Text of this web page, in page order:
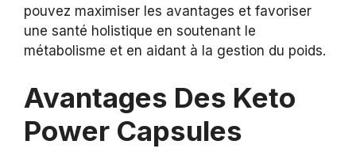
pouvez maximiser les avantages et favoriser
une santé holistique en soutenant le
métabolisme et en aidant à la gestion du poids.
Avantages Des Keto
Power Capsules